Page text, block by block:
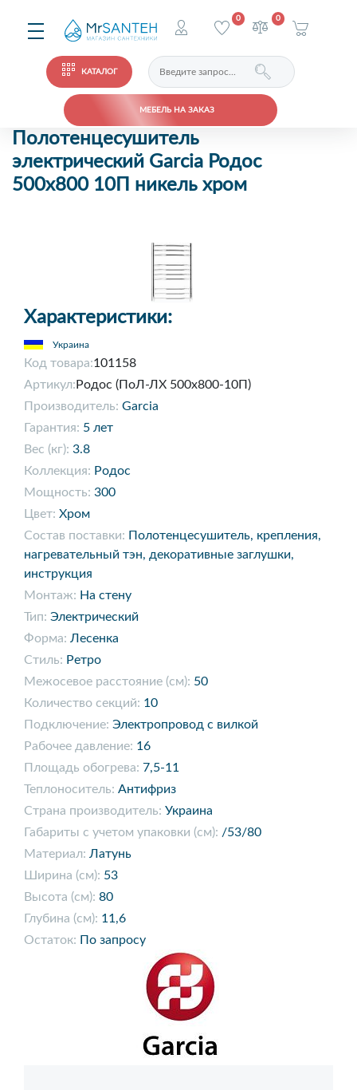
КАТАЛОГ
МЕБЕЛЬ НА ЗАКАЗ
0 0
Полотенцесушитель
электрический Garcia Родос
500х800 10П никель хром
Характеристики:
Украина
Код товара:101158
Артикул: Родос (ПоЛ-ЛХ 500х800-10П)
Производитель: Garcia
Гарантия: 5 лет
Вес (кг): 3.8
Коллекция: Родос
Мощность: 300
Цвет: Хром
Состав поставки: Полотенцесушитель, крепления,
нагревательный тэн, декоративные заглушки,
инструкция
Монтаж: На стену
Тип: Электрический
Форма: Лесенка
Стиль: Ретро
Межосевое расстояние (см): 50
Количество секций: 10
Подключение: Электропровод с вилкой
Рабочее давление: 16
Площадь обогрева: 7,5-11
Теплоноситель: Антифриз
Страна производитель: Украина
Габариты с учетом упаковки (см): /53/80
Материал: Латунь
Ширина (см): 53
Высота (см): 80
Глубина (см): 11,6
Остаток: По запросу